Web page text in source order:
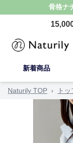
骨格ナ
新着商品
Naturily TOP › ト